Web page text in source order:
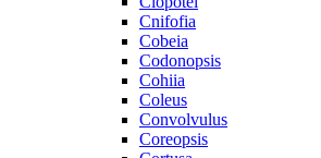
Cnifofia
Cobeia
Codonopsis
Cohiia
Coleus
Convolvulus
Coreopsis